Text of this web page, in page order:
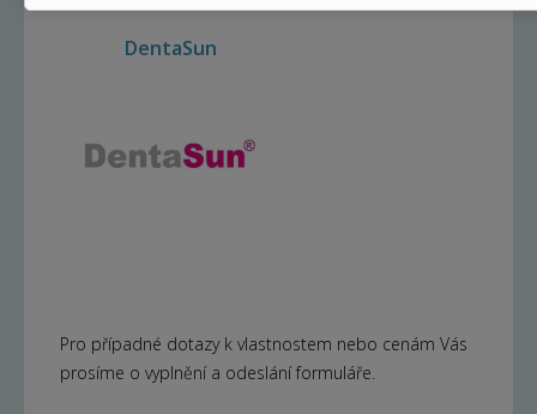
DentaSun
Pro případné dotazy k vlastnostem nebo cenám Vás
prosíme o vyplnění a odeslání formuláře.